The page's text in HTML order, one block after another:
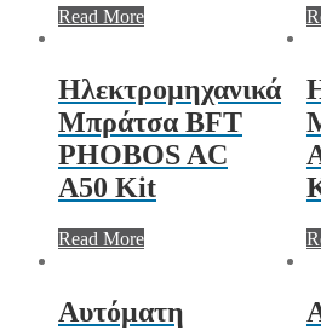
Read More
Ηλεκτρομηχανικά
Μπράτσα BFT
PHOBOS AC
A50 Kit
Read More
Αυτόματη